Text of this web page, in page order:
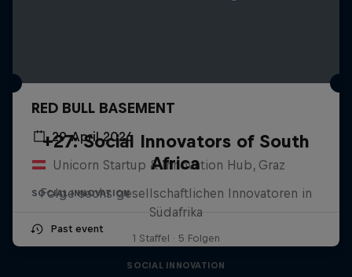
RED BULL BASEMENT
29 April 2026
Unicorn Startup & Innovation Hub, Graz
SOCIAL INNOVATION
Past event
+27: Social Innovators of South
Africa
Folge sechs gesellschaftlichen Innovatoren in
Südafrika
1 Staffel · 5 Folgen
SOCIAL INNOVATION